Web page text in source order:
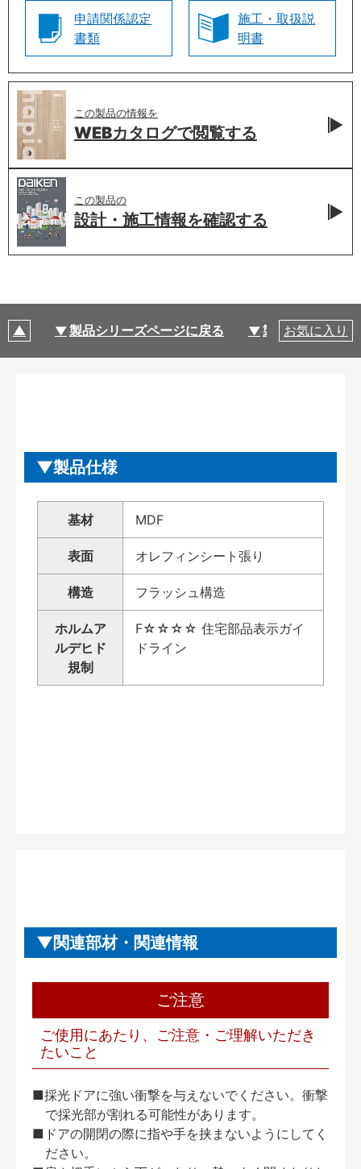
申請関係認定
書類
施工・取扱説
明書
この製品の情報を
WEBカタログで閲覧する
この製品の
設計・施工情報を確認する
製品シリーズページに戻る 製品仕様
お気に入り
製品仕様
基材 MDF
表面 オレフィンシート張り
構造 フラッシュ構造
ホルムア
ルデヒド
規制
F☆☆☆☆ 住宅部品表示ガイ
ドライン
関連部材・関連情報
ご注意
ご使用にあたり、ご注意・ご理解いただき
たいこと
■採光ドアに強い衝撃を与えないでください。衝撃
で採光部が割れる可能性があります。
■ドアの開閉の際に指や手を挟まないようにしてく
ださい。